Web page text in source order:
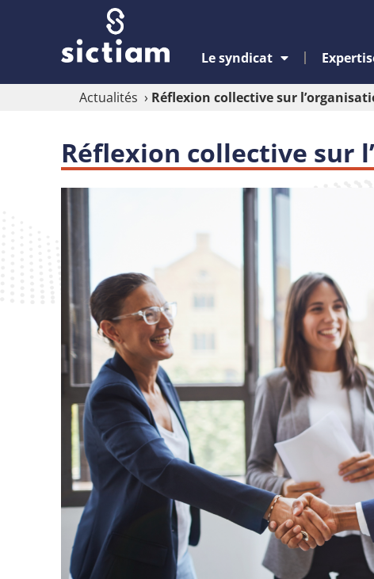
Le syndicat
Actualités › Réflexion collective sur
Réflexion collective sur